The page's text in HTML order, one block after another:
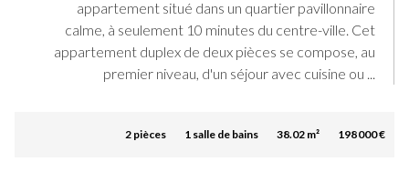
appartement situé dans un quartier pavillonnaire
calme, à seulement 10 minutes du centre-ville. Cet
appartement duplex de deux pièces se compose, au
premier niveau, d'un séjour avec cuisine ou ...
2 pièces 1 salle de bains 38.02 m² 198 000 €